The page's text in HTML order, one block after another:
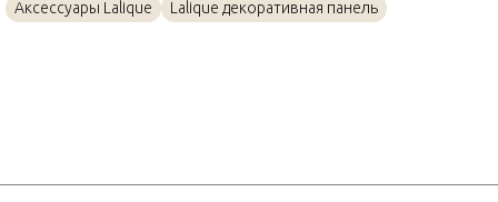
Аксессуары Lalique Lalique декоративная панель